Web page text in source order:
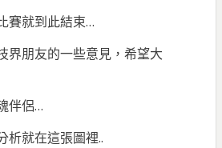
賽就到此結束…
界朋友的一些意見，希望大
伴侶…
析就在這張圖裡..